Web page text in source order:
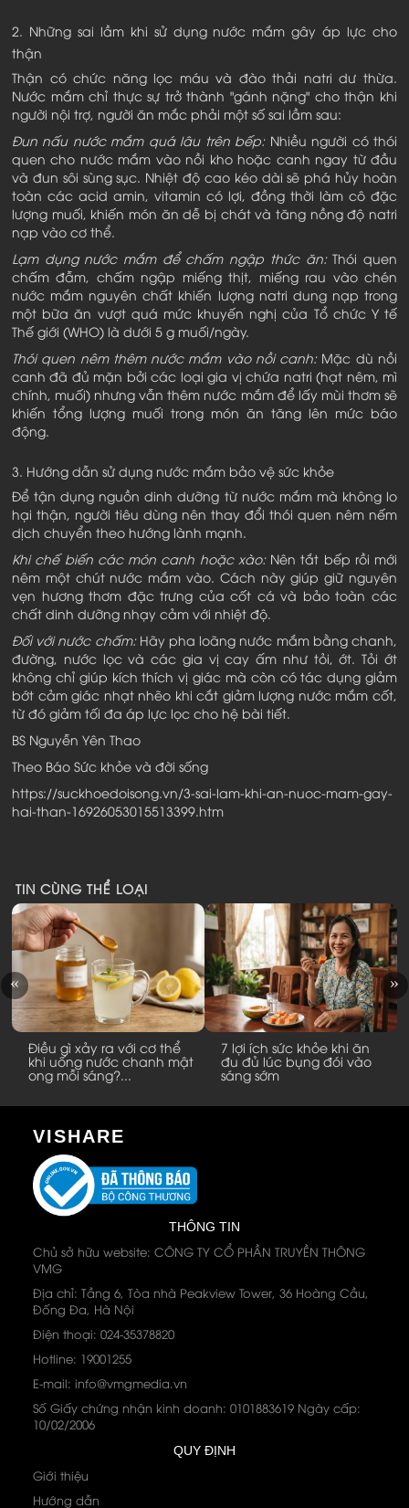
2. Những sai lầm khi sử dụng nước mắm gây áp lực cho
thận
Thận có chức năng lọc máu và đào thải natri dư thừa.
Nước mắm chỉ thực sự trở thành "gánh nặng" cho thận khi
người nội trợ, người ăn mắc phải một số sai lầm sau:
Đun nấu nước mắm quá lâu trên bếp: Nhiều người có thói
quen cho nước mắm vào nồi kho hoặc canh ngay từ đầu
và đun sôi sùng sục. Nhiệt độ cao kéo dài sẽ phá hủy hoàn
toàn các acid amin, vitamin có lợi, đồng thời làm cô đặc
lượng muối, khiến món ăn dễ bị chát và tăng nồng độ natri
nạp vào cơ thể.
Lạm dụng nước mắm để chấm ngập thức ăn:Thói quen
chấm đẫm, chấm ngập miếng thịt, miếng rau vào chén
nước mắm nguyên chất khiến lượng natri dung nạp trong
một bữa ăn vượt quá mức khuyến nghị của Tổ chức Y tế
Thế giới (WHO) là dưới 5 g muối/ngày.
Thói quen nêm thêm nước mắm vào nồi canh:Mặc dù nồi
canh đã đủ mặn bởi các loại gia vị chứa natri (hạt nêm, mì
chính, muối) nhưng vẫn thêm nước mắm để lấy mùi thơm sẽ
khiến tổng lượng muối trong món ăn tăng lên mức báo
động.
3. Hướng dẫn sử dụng nước mắm bảo vệ sức khỏe
Để tận dụng nguồn dinh dưỡng từ nước mắm mà không lo
hại thận, người tiêu dùng nên thay đổi thói quen nêm nếm
dịch chuyển theo hướng lành mạnh.
Khi chế biến các món canh hoặc xào:Nên tắt bếp rồi mới
nêm một chút nước mắm vào. Cách này giúp giữ nguyên
vẹn hương thơm đặc trưng của cốt cá và bảo toàn các
chất dinh dưỡng nhạy cảm với nhiệt độ.
Đối với nước chấm:Hãy pha loãng nước mắm bằng chanh,
đường, nước lọc và các gia vị cay ấm như tỏi, ớt. Tỏi ớt
không chỉ giúp kích thích vị giác mà còn có tác dụng giảm
bớt cảm giác nhạt nhẽo khi cắt giảm lượng nước mắm cốt,
từ đó giảm tối đa áp lực lọc cho hệ bài tiết.
BS Nguyễn Yên Thao
Theo Báo Sức khỏe và đời sống
https://suckhoedoisong.vn/3-sai-lam-khi-an-nuoc-mam-gay-
hai-than-16926053015513399.htm
TIN CÙNG THỂ LOẠI
Điều gì xảy ra với cơ thể
khi uống nước chanh mật
ong mỗi sáng?...
7 lợi ích sức khỏe khi ăn
đu đủ lúc bụng đói vào
sáng sớm
VISHARE
THÔNG TIN
Chủ sở hữu website: CÔNG TY CỔ PHẦN TRUYỀN THÔNG
VMG
Địa chỉ: Tầng 6, Tòa nhà Peakview Tower, 36 Hoàng Cầu,
Đống Đa, Hà Nội
Điện thoại: 024-35378820
Hotline: 19001255
E-mail: info@vmgmedia.vn
Số Giấy chứng nhận kinh doanh: 0101883619 Ngày cấp:
10/02/2006
QUY ĐỊNH
Giới thiệu
Hướng dẫn